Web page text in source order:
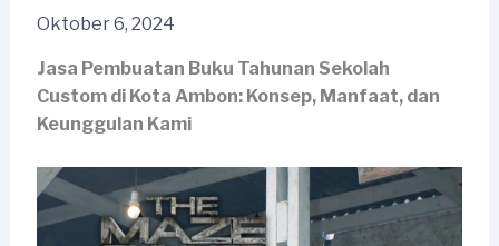
Oktober 6, 2024
Jasa Pembuatan Buku Tahunan Sekolah
Custom di Kota Ambon: Konsep, Manfaat, dan
Keunggulan Kami